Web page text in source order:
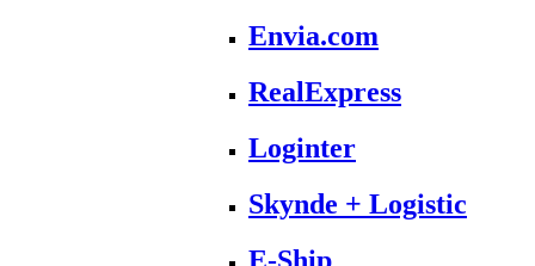
Envia.com
RealExpress
Loginter
Skynde + Logistic